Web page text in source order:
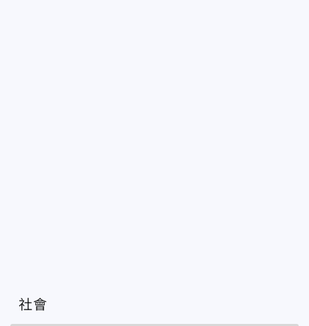
社會